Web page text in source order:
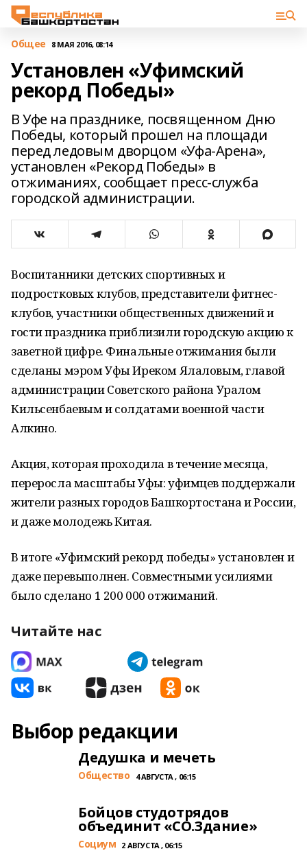
Общее 8 МАЯ 2016, 08:14
Установлен «Уфимский
рекорд Победы»
В Уфе на празднике, посвященном Дню
Победы, который прошел на площади
перед ледовым дворцом «Уфа-Арена»,
установлен «Рекорд Победы» в
отжиманиях, сообщает пресс-служба
городской администрации.
Воспитанники детских спортивных и
подростковых клубов, представители фитнес-
клубов, участники общественных движений и
гости праздника приблизили городскую акцию к
заветной цифре. Финальные отжимания были
сделаны мэром Уфы Иреком Ялаловым, главой
администрации Советского района Уралом
Кильсенбаевым и солдатами военной части
Алкино.
Акция, которая проходила в течение месяца,
переросла масштабы Уфы: уфимцев поддержали
жители разных городов Башкортостана и России,
и даже молодежь Китая.
В итоге «Уфимский рекорд победы» установлен и
даже перевыполнен. Совместными усилиями
было сделано 1 200 000 отжиманий.
Читайте нас
Выбор редакции
Дедушка и мечеть
Общество 4 АВГУСТА , 06:15
Бойцов студотрядов
объединит «СО.Здание»
Cоциум 2 АВГУСТА , 06:15